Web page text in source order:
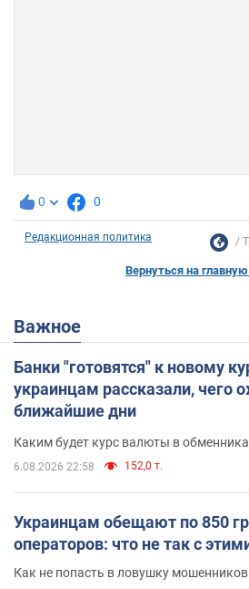
0 0
Редакционная политика
Вернуться на главную
Важное
Банки "готовятся" к новому
украинцам рассказали, чего
ближайшие дни
Каким будет курс валюты в
6.08.2026 22:58 152,0 т.
Украинцам обещают по 850
операторов: что не так с
Как не попасть в ловушку мошенников